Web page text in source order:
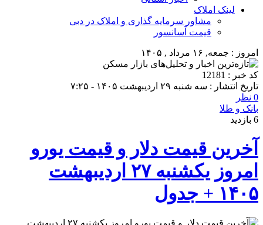
لینک املاک
مشاور سرمایه گذاری و املاک در دبی
قیمت آسانسور
امروز : جمعه, ۱۶ مرداد , ۱۴۰۵
کد خبر : 12181
تاریخ انتشار : سه شنبه ۲۹ اردیبهشت ۱۴۰۵ - ۷:۲۵
0 نظر
بانک و طلا
6 بازدید
آخرین قیمت دلار و قیمت یورو
امروز یکشنبه ۲۷ اردیبهشت
۱۴۰۵ + جدول